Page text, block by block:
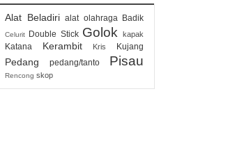
Alat Beladiri alat olahraga Badik
Celurit Double Stick Golok kapak
Katana Kerambit Kris Kujang
Pedang pedang/tanto Pisau
Rencong skop